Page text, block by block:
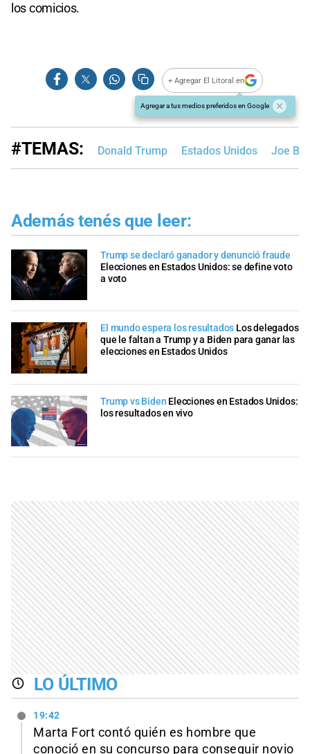
los comicios.
+ Agregar El Litoral en
Agregar a tus medios preferidos en Google
#TEMAS: Donald Trump Estados Unidos Joe
Además tenés que leer:
Trump se declaró ganador y denunció fraude
Elecciones en Estados Unidos: se define voto
a voto
El mundo espera los resultados Los delegados
que le faltan a Trump y a Biden para ganar las
elecciones en Estados Unidos
Trump vs Biden Elecciones en Estados Unidos:
los resultados en vivo
LO ÚLTIMO
19:42
Marta Fort contó quién es hombre que
conoció en su concurso para conseguir novio